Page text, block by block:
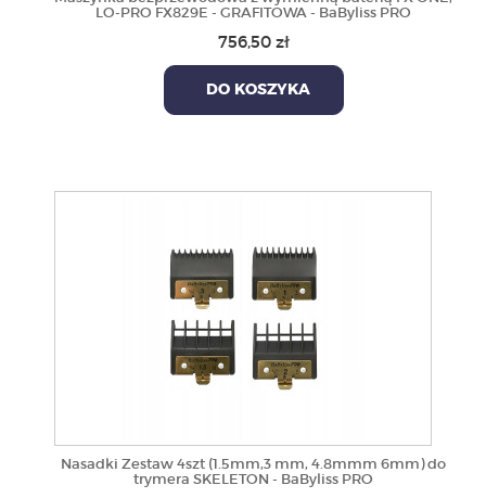
LO-PRO FX829E - GRAFITOWA - BaByliss PRO
756,50 zł
DO KOSZYKA
Nasadki Zestaw 4szt (1.5mm,3 mm, 4.8mmm 6mm) do
trymera SKELETON - BaByliss PRO